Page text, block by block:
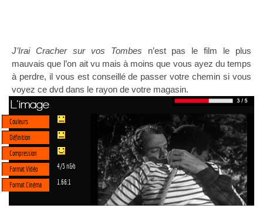
J’Irai Cracher sur vos Tombes n’est pas le film le plus
mauvais que l’on ait vu mais à moins que vous ayez du temps
à perdre, il vous est conseillé de passer votre chemin si vous
voyez ce dvd dans le rayon de votre magasin.
L'image
Couleurs
Définition
Compression
Format Vidéo
4/3 n&b
Format Cinéma 1.66:1